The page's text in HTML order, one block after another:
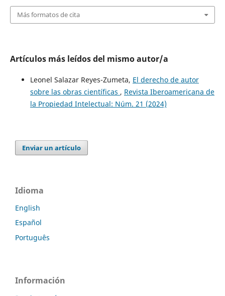
Más formatos de cita
Artículos más leídos del mismo autor/a
Leonel Salazar Reyes-Zumeta, El derecho de autor
sobre las obras científicas , Revista Iberoamericana de
la Propiedad Intelectual: Núm. 21 (2024)
Enviar un artículo
Idioma
English
Español
Português
Información